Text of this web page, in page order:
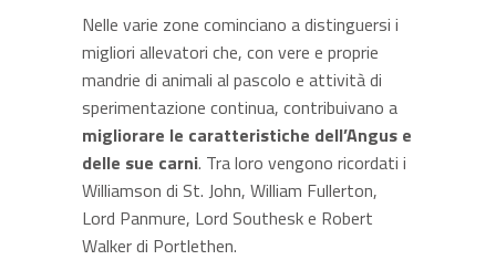
Nelle varie zone cominciano a distinguersi i
migliori allevatori che, con vere e proprie
mandrie di animali al pascolo e attività di
sperimentazione continua, contribuivano a
migliorare le caratteristiche dell’Angus e
delle sue carni. Tra loro vengono ricordati i
Williamson di St. John, William Fullerton,
Lord Panmure, Lord Southesk e Robert
Walker di Portlethen.